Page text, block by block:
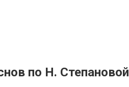
по Н. Степановой